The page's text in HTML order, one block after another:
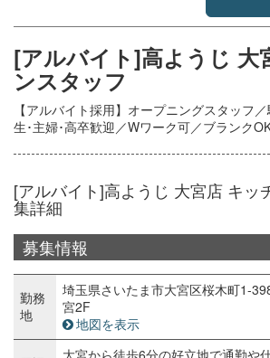
[アルバイト]高ようじ 大
ンスタッフ
【アルバイト採用】オープニングスタッフ
生･主婦･高卒歓迎／Wワーク可／ブランク
[アルバイト]高ようじ 大宮店 キッ
集詳細
募集情報
勤務
地
埼玉県さいたま市大宮区桜木町1-
宮2F
地図を表示
大宮から徒歩6分の好立地で通勤や